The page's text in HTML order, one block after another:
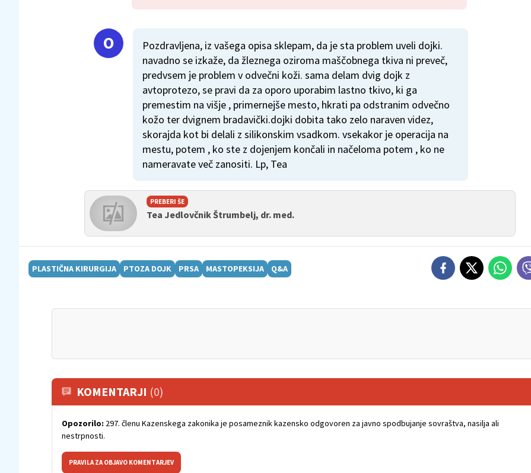
Pozdravljena, iz vašega opisa sklepam, da je sta problem uveli dojki.
navadno se izkaže, da žleznega oziroma maščobnega tkiva ni preveč,
predvsem je problem v odvečni koži. sama delam dvig dojk z
avtoprotezo, se pravi da za oporo uporabim lastno tkivo, ki ga
premestim na višje , primernejše mesto, hkrati pa odstranim odvečno
kožo ter dvignem bradavički.dojki dobita tako zelo naraven videz,
skorajda kot bi delali z silikonskim vsadkom. vsekakor je operacija na
mestu, potem , ko ste z dojenjem končali in načeloma potem , ko ne
nameravate več zanositi. Lp, Tea
PREBERI ŠE
Tea Jedlovčnik Štrumbelj, dr. med.
PLASTIČNA KIRURGIJA PTOZA DOJK PRSA MASTOPEKSIJA Q&A
KOMENTARJI (0)
Opozorilo: 297. členu Kazenskega zakonika je posameznik kazensko odgovoren za javno spodbujanje sovraštva, nasilja ali
nestrpnosti.
PRAVILA ZA OBJAVO KOMENTARJEV